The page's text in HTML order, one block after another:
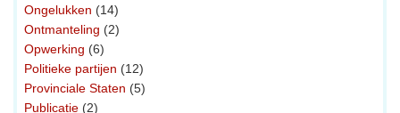
Ongelukken (14)
Ontmanteling (2)
Opwerking (6)
Politieke partijen (12)
Provinciale Staten (5)
Publicatie (2)